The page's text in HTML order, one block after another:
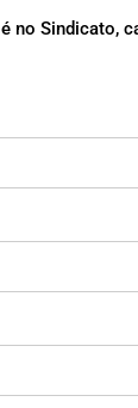
no Sindicato,